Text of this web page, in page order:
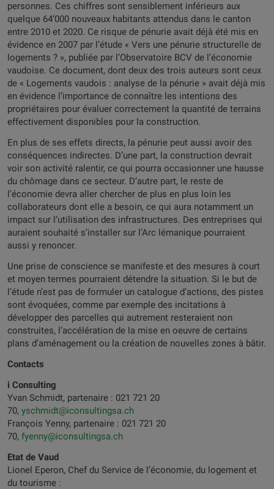
personnes. Ces chiffres sont sensiblement inférieurs aux
quelque 64’000 nouveaux habitants attendus dans le canton
entre 2010 et 2020. Ce risque de pénurie avait déjà été mis en
évidence en 2007 par l’étude « Vers une pénurie structurelle de
logements ? », publiée par l’Observatoire BCV de l’économie
vaudoise. Ce document, dont deux des trois auteurs sont ceux
de « Logements vaudois : analyse de la pénurie » avait déjà mis
en évidence l’importance de connaître les intentions des
propriétaires pour évaluer correctement la quantité de terrains
effectivement disponibles pour la construction.
En plus de ses effets directs, la pénurie peut aussi avoir des
conséquences indirectes. D’une part, la construction devrait
voir son activité ralentir, ce qui pourra occasionner une hausse
du chômage dans ce secteur. D’autre part, le reste de
l’économie devra aller chercher de plus en plus loin les
collaborateurs dont elle a besoin, ce qui aura notamment un
impact sur l’utilisation des infrastructures. Des entreprises qui
auraient souhaité s’installer sur l’Arc lémanique pourraient
aussi y renoncer.
Une prise de conscience se manifeste et des mesures à court
et moyen termes pourraient détendre la situation. Si le but de
l’étude n’est pas de formuler un catalogue d’actions, des pistes
sont évoquées, comme par exemple des incitations à
développer des parcelles qui autrement resteraient non
construites, l’accélération de la mise en oeuvre de certains
plans d’aménagement ou la création de nouvelles zones à bâtir.
Contacts
i Consulting
Yvan Schmidt, partenaire : 021 721 20
70, yschmidt@iconsultingsa.ch
François Yenny, partenaire : 021 721 20
70, fyenny@iconsultingsa.ch
Etat de Vaud
Lionel Eperon, Chef du Service de l’économie, du logement et
du tourisme :